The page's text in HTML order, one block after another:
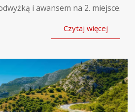
i awansem na 2. miejsce.
Czytaj więcej